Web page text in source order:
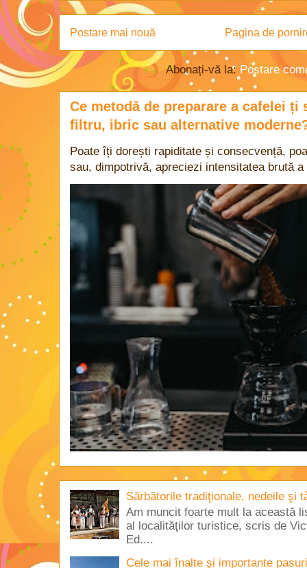
Postare mai nouă Pagina de
Abonați-vă la: Postare
Ce metodă de preparare a cafelei
filtru, ibric sau alternative
Poate îți dorești rapiditate și consecvență,
sau, dimpotrivă, apreciezi intensitatea brută
Sărbătorile tradiţionale, nedeile şi
Am muncit foarte mult la această
al localităţilor turistice, scris de
Ed....
Cele mai înalte şi importante